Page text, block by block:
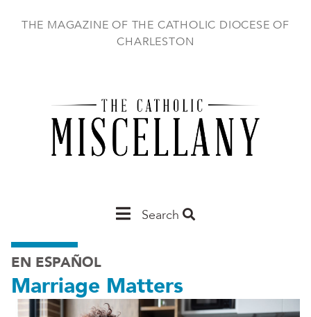
THE MAGAZINE OF THE CATHOLIC DIOCESE OF
CHARLESTON
MainSearch
EN ESPAÑOL
Marriage Matters